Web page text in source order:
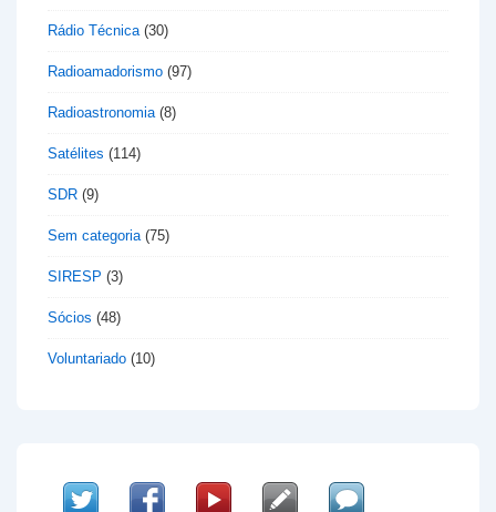
Rádio Técnica(30)
Radioamadorismo (97)
Radioastronomia(8)
Satélites (114)
SDR (9)
Sem categoria(75)
SIRESP (3)
Sócios (48)
Voluntariado (10)